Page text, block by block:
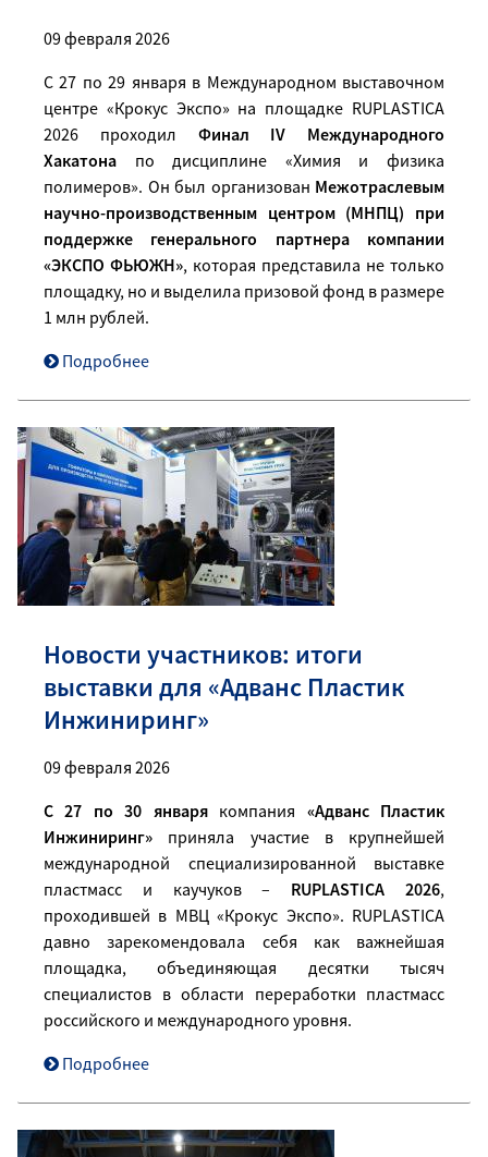
09 февраля 2026
С 27 по 29 января в Международном выставочном
центре «Крокус Экспо» на площадке RUPLASTICA
2026 проходил Финал IV Международного
Хакатона по дисциплине «Химия и физика
полимеров». Он был организован Межотраслевым
научно-производственным центром (МНПЦ) при
поддержке генерального партнера компании
«ЭКСПО ФЬЮЖН», которая представила не только
площадку, но и выделила призовой фонд в размере
1 млн рублей.
Подробнее
Новости участников: итоги
выставки для «Адванс Пластик
Инжиниринг»
09 февраля 2026
С 27 по 30 январякомпания «Адванс Пластик
Инжиниринг» приняла участие в крупнейшей
международной специализированной выставке
пластмасс и каучуков – RUPLASTICA 2026,
проходившей в МВЦ «Крокус Экспо». RUPLASTICA
давно зарекомендовала себя как важнейшая
площадка, объединяющая десятки тысяч
специалистов в области переработки пластмасс
российского и международного уровня.
Подробнее